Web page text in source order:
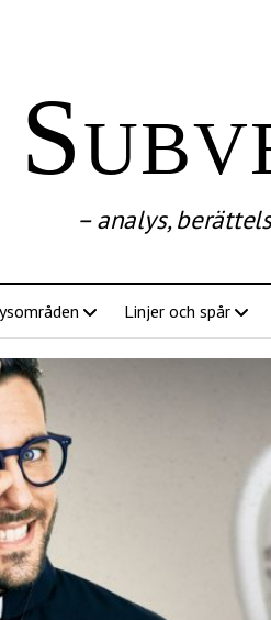
– analys,
Linjer och spår